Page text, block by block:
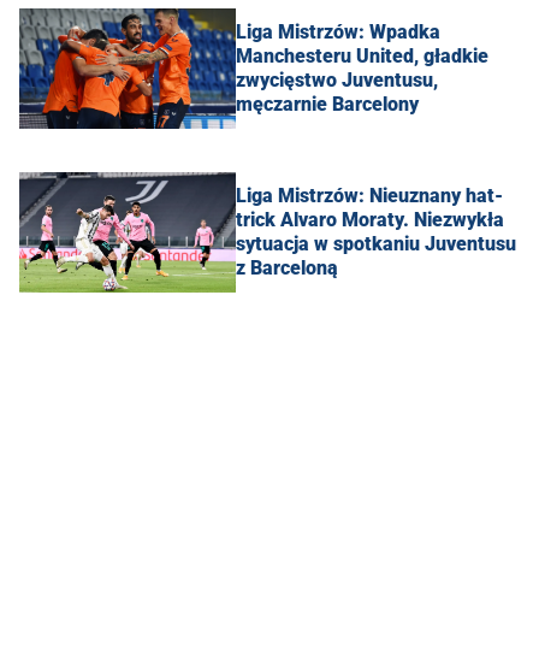
Liga Mistrzów: Wpadka
Manchesteru United, gładkie
zwycięstwo Juventusu,
męczarnie Barcelony
Liga Mistrzów: Nieuznany hat-
trick Alvaro Moraty. Niezwykła
sytuacja w spotkaniu Juventusu
z Barceloną